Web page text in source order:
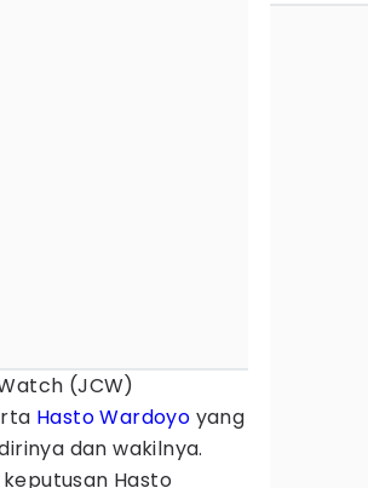
(JCW)
Hasto Wardoyo yang
dan wakilnya.
Hasto